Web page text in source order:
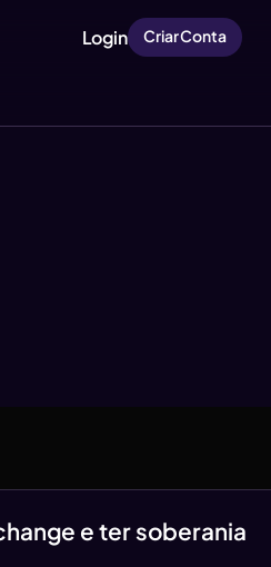
Login Criar Conta
e ter soberania